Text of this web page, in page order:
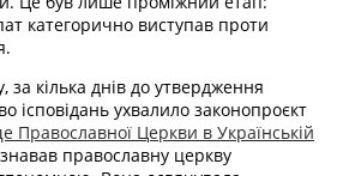
категорично виступав проти
за кілька днів до утвердження
ісповідань ухвалило законопроєкт
Церкви в Українській
православну церкву